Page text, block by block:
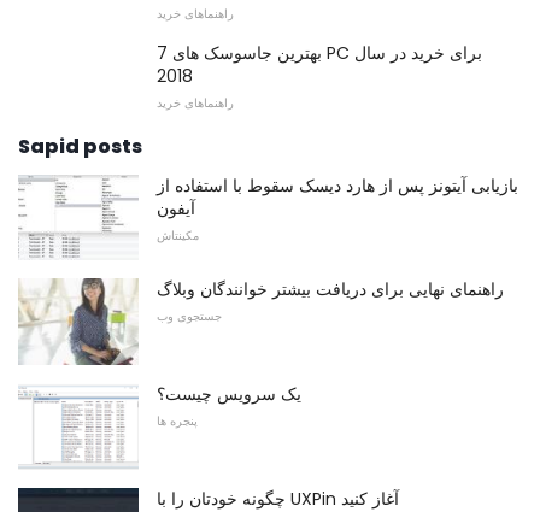
راهنماهای خرید
7 بهترین جاسوسک های PC برای خرید در سال
2018
راهنماهای خرید
Sapid posts
بازیابی آیتونز پس از هارد دیسک سقوط با استفاده از
آیفون
مکینتاش
راهنمای نهایی برای دریافت بیشتر خوانندگان وبلاگ
جستجوی وب
یک سرویس چیست؟
پنجره ها
چگونه خودتان را با UXPin آغاز کنید